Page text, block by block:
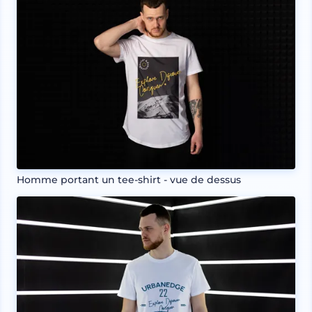
Homme portant un tee-shirt - vue de dessus